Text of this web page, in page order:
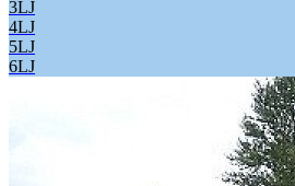
3LJ
4LJ
5LJ
6LJ